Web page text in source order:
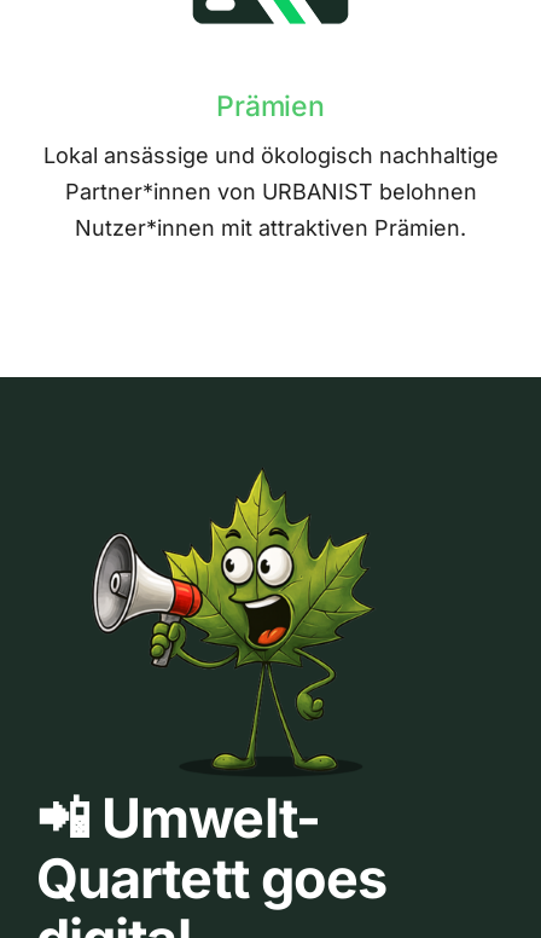
Prämien
Lokal ansässige und ökologisch nachhaltige
Partner*innen von URBANIST belohnen
Nutzer*innen mit attraktiven Prämien.
📲 Umwelt-
Quartett goes